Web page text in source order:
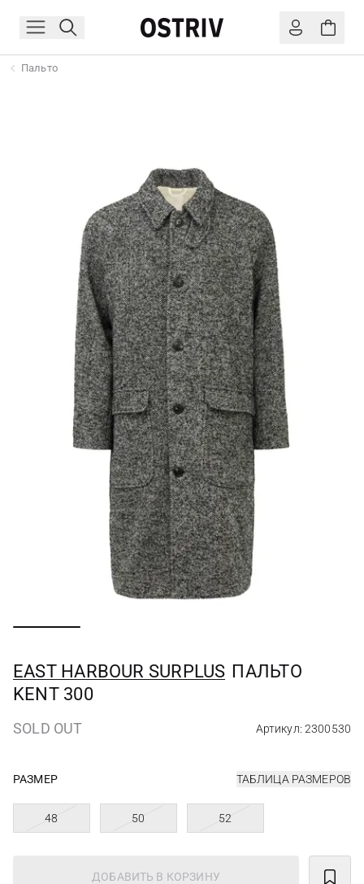
Пальто
EAST HARBOUR SURPLUS ПАЛЬТО
KENT 300
SOLD OUT Артикул: 2300530
РАЗМЕР ТАБЛИЦА РАЗМЕРОВ
48 50 52
ДОБАВИТЬ В КОРЗИНУ